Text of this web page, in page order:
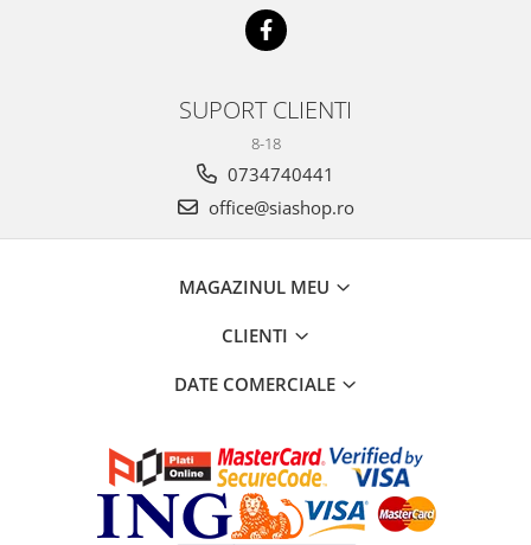
SUPORT CLIENTI
8-18
0734740441
office@siashop.ro
MAGAZINUL MEU
CLIENTI
DATE COMERCIALE